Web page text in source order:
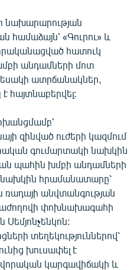
նախարարության
համաձայն՝ «Գուրու» և
իրականացված հատուկ
անդամների մոտ
ատրճանակներ,
հայտնաբերվել:
զինված ուժերի կազմում
գումարտակի նախկին
պահին խմբի անդամների
նախկին հրամանատարը՝
ռադայի անվտանգության
փոխնախագահի
տեղեկություններով՝
խուսափել է
կարգավիճակի և